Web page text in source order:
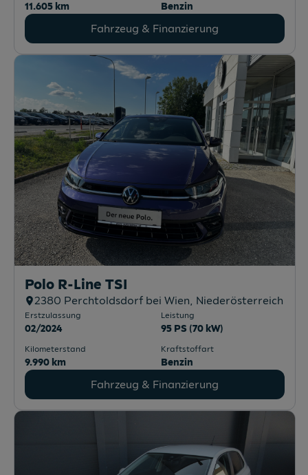
11.605 km Benzin
Fahrzeug & Finanzierung
Polo R-Line TSI
2380 Perchtoldsdorf bei Wien, Niederösterreich
Erstzulassung
02/2024
Leistung
95 PS (70 kW)
Kilometerstand
9.990 km
Kraftstoffart
Benzin
Fahrzeug & Finanzierung